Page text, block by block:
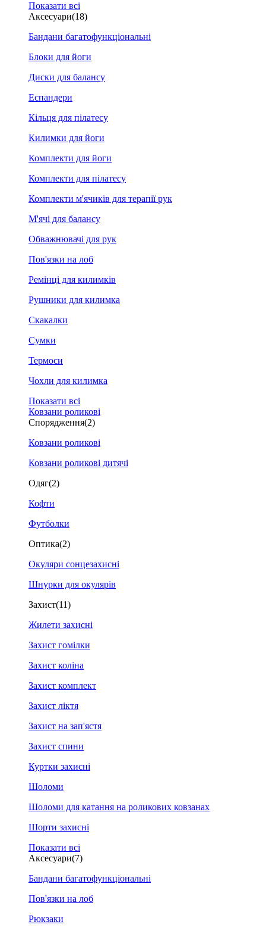
Показати всі
Аксесуари(18)
Бандани багатофункціональні
Блоки для йоги
Диски для балансу
Еспандери
Кільця для пілатесу
Килимки для йоги
Комплекти для йоги
Комплекти для пілатесу
Комплекти м'ячиків для терапії рук
М'ячі для балансу
Обважнювачі для рук
Пов'язки на лоб
Ремінці для килимків
Рушники для килимка
Скакалки
Сумки
Термоси
Чохли для килимка
Показати всі
Ковзани роликові
Спорядження(2)
Ковзани роликові
Ковзани роликові дитячі
Одяг(2)
Кофти
Футболки
Оптика(2)
Окуляри сонцезахисні
Шнурки для окулярів
Захист(11)
Жилети захисні
Захист гомілки
Захист коліна
Захист комплект
Захист ліктя
Захист на зап'ястя
Захист спини
Куртки захисні
Шоломи
Шоломи для катання на роликових ковзанах
Шорти захисні
Показати всі
Аксесуари(7)
Бандани багатофункціональні
Пов'язки на лоб
Рюкзаки